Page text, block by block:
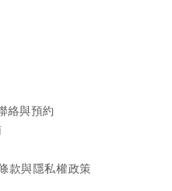
絡與預約
款與隱私權政策